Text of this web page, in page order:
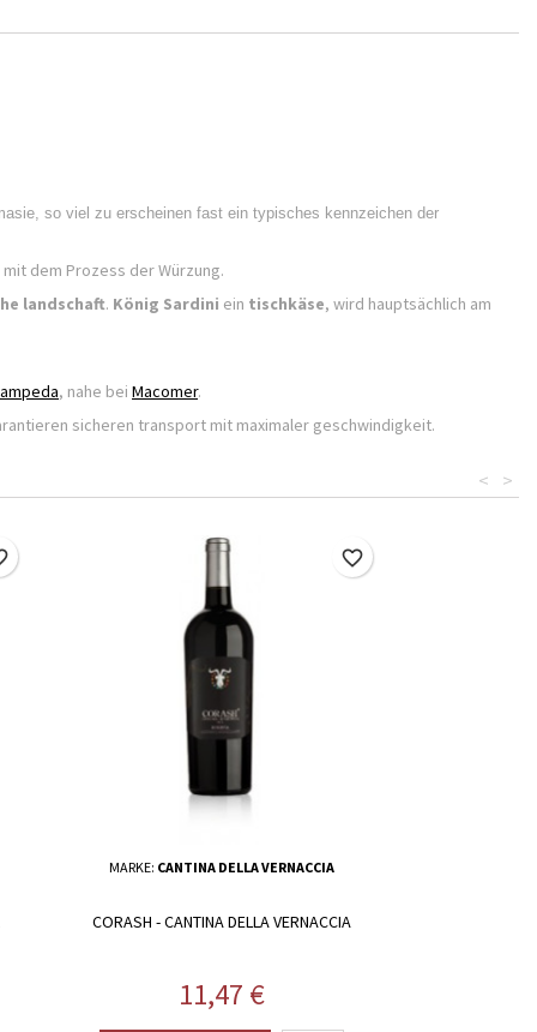
so viel zu erscheinen fast ein typisches kennzeichen der
dem Prozess der Würzung.
landschaft. König Sardini ein tischkäse, wird hauptsächlich am
, nahe bei Macomer.
sicheren transport mit maximaler geschwindigkeit.
>
<
MARKE: CANTINA DELLA VERNACCIA
CORASH - CANTINA DELLA VERNACCIA
Preis
11,47 €
favorite_border